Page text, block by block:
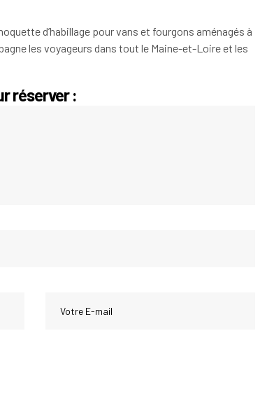
d’habillage pour vans et fourgons aménagés à
les voyageurs dans tout le Maine-et-Loire et les
réserver :